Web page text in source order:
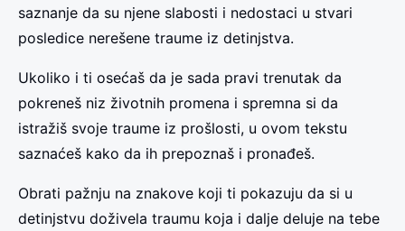
saznanje da su njene slabosti i nedostaci u stvari
posledice nerešene traume iz detinjstva.
Ukoliko i ti osećaš da je sada pravi trenutak da
pokreneš niz životnih promena i spremna si da
istražiš svoje traume iz prošlosti, u ovom tekstu
saznaćeš kako da ih prepoznaš i pronađeš.
Obrati pažnju na znakove koji ti pokazuju da si u
detinjstvu doživela traumu koja i dalje deluje na tebe